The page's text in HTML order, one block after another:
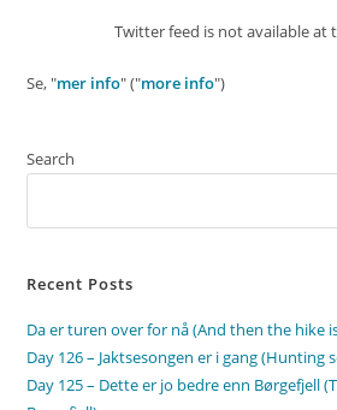
Twitter feed is not available at
Se, "mer info" ("more info")
Search
Recent Posts
Da er turen over for nå (And then the hike
Day 126 – Jaktsesongen er i gang (Hunting
Day 125 – Dette er jo bedre enn Børgefjell